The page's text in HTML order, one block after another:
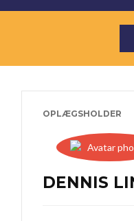
OPLÆGSHOLDER
DENNIS